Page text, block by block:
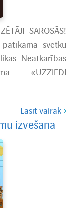
SAROSĀS!
svētku
Neatkarības
«UZZIEDI
Lasīt vairāk
izvešana